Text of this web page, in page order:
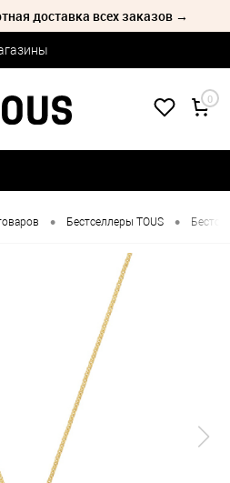
доставка всех заказов →
0
• Бестселлеры TOUS •